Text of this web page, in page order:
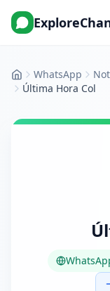
InicioWhatsApp
Última Hora Col